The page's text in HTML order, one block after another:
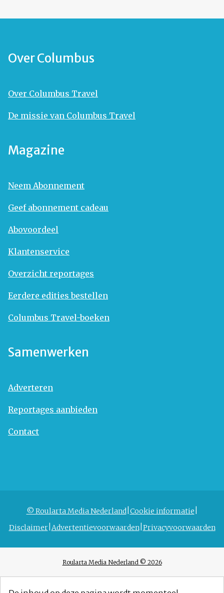
Over Columbus
Over Columbus Travel
De missie van Columbus Travel
Magazine
Neem Abonnement
Geef abonnement cadeau
Abovoordeel
Klantenservice
Overzicht reportages
Eerdere edities bestellen
Columbus Travel-boeken
Samenwerken
Adverteren
Reportages aanbieden
Contact
© Roularta Media Nederland Cookie informatie
Disclaimer Advertentievoorwaarden Privacyvoorwaarden
Roularta Media Nederland © 2026